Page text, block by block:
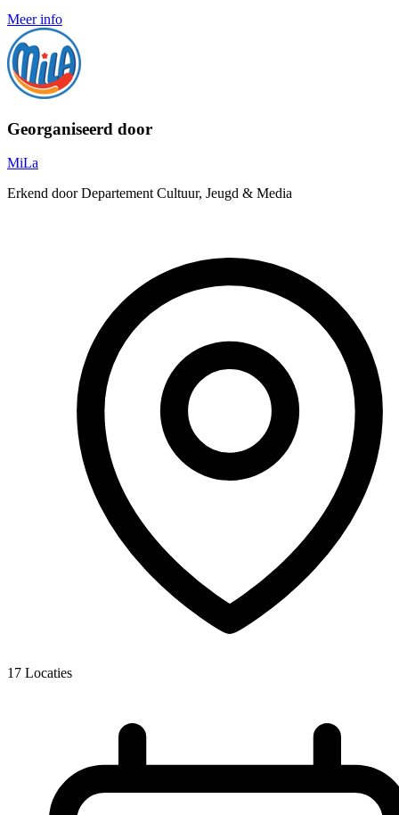
Meer info
Georganiseerd door
MiLa
Erkend door Departement Cultuur, Jeugd & Media
17 Locaties